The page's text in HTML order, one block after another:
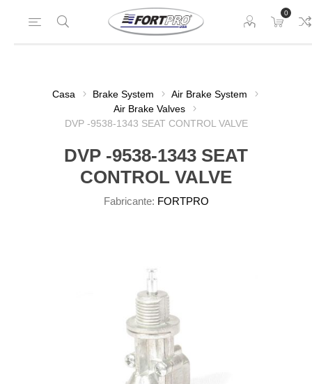
0
Casa Brake System
Air Brake System
Air Brake Valves
DVP -9538-1343 SEAT CONTROL VALVE
DVP -9538-1343 SEAT
CONTROL VALVE
Fabricante: FORTPRO